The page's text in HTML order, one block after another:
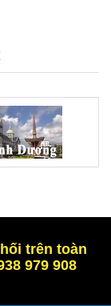
trên toàn
979 908